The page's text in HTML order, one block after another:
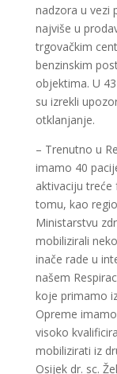
nadzora u vezi
najviše u
trgovačkim
benzinskim
objektima. U
su izrekli
otklanjanje.
– Trenutno u
imamo 40
aktivaciju treće
tomu, kao
Ministarstvu
mobilizirali
inače rade u
našem
koje primamo
Opreme
visoko
mobilizirati iz
Osijek dr. sc.